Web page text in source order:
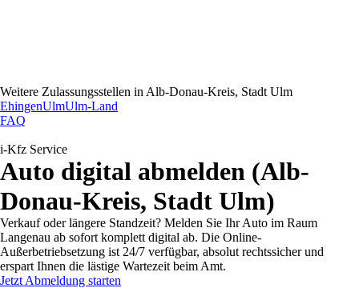
Weitere Zulassungsstellen in Alb-Donau-Kreis, Stadt Ulm
EhingenUlmUlm-Land
FAQ
i-Kfz Service
Auto digital abmelden (Alb-
Donau-Kreis, Stadt Ulm)
Verkauf oder längere Standzeit? Melden Sie Ihr Auto im Raum
Langenau ab sofort komplett digital ab. Die Online-
Außerbetriebsetzung ist 24/7 verfügbar, absolut rechtssicher und
erspart Ihnen die lästige Wartezeit beim Amt.
Jetzt Abmeldung starten